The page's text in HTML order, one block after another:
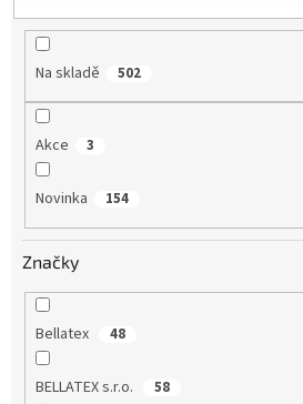
t
Na skladě 502
Akce 3
Novinka 154
Značky
Bellatex 48
BELLATEX s.r.o. 58